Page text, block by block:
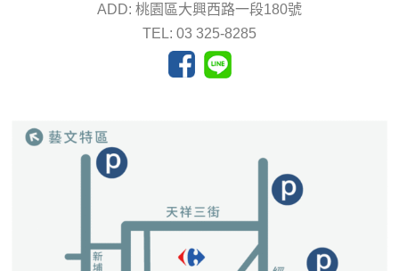
ADD: 桃園區大興西路一段180號
TEL: 03 325-8285